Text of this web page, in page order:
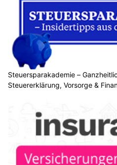
Steuersparakademie –
Steuererklärung, Vorsorge &